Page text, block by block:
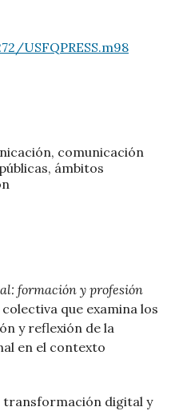
USFQPRESS.m98
comunicación
ámbitos
formación y profesión
que examina los
y reflexión de la
en el contexto
digital y